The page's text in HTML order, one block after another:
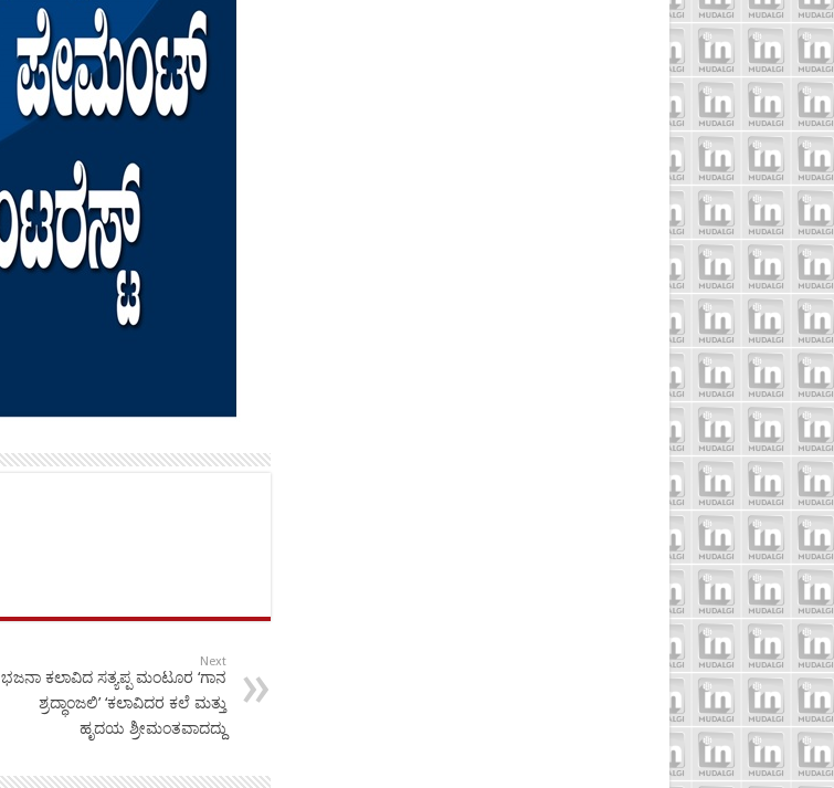
Next
ಭಜನಾ ಕಲಾವಿದ ಸತ್ಯಪ್ಪ ಮಂಟೂರ ‘ಗಾನ
ಶ್ರದ್ಧಾಂಜಲಿ’ ‘ಕಲಾವಿದರ ಕಲೆ ಮತ್ತು
ಹೃದಯ ಶ್ರೀಮಂತವಾದದ್ದು